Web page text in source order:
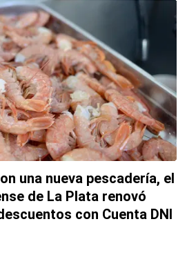
una nueva pescadería, el
de La Plata renovó
con Cuenta DNI